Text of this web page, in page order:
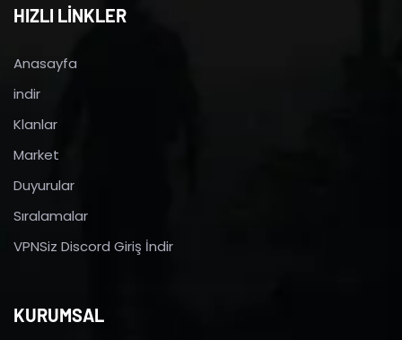
HIZLI LİNKLER
Anasayfa
indir
Klanlar
Market
Duyurular
Sıralamalar
VPNSiz Discord Giriş İndir
KURUMSAL